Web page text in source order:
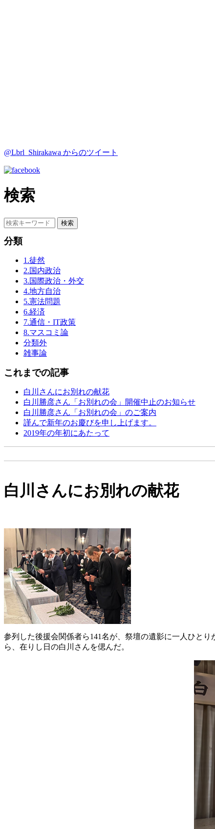
@Lbrl_Shirakawa からのツイート
検索
分類
1.徒然
2.国内政治
3.国際政治・外交
4.地方自治
5.憲法問題
6.経済
7.通信・IT政策
8.マスコミ論
分類外
雑事論
これまでの記事
白川さんにお別れの献花
白川勝彦さん「お別れの会」開催中止のお知らせ
白川勝彦さん「お別れの会」のご案内
謹んで新年のお慶びを申し上げます。
2019年の年初にあたって
白川さんにお別れの献花
参列した後援会関係者ら141名が、祭壇の遺影に一人ひと
ら、在りし日の白川さんを偲んだ。